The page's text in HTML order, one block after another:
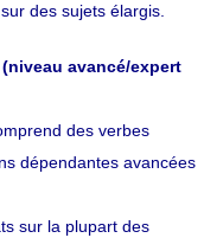
des sujets élargis.
avancé/expert
des verbes
dépendantes avancées
sur la plupart des